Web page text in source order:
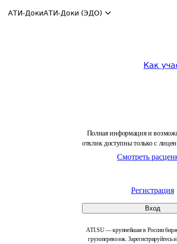
АТИ-ДокиАТИ-Доки (ЭДО)
Как
Полная информация и
отклик доступны только с
Смотреть
Регистрация
Вход
ATI.SU — крупнейшая в России
грузоперевозок. Зарегистрируйтесь